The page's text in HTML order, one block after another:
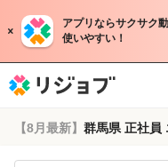
アプリならサクサク
使いやすい！
【8月最新】 群馬県 正社員